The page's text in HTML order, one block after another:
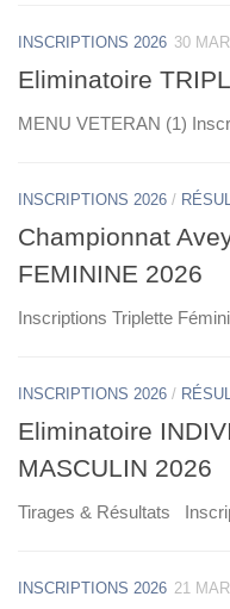
INSCRIPTIONS 2026 30
Eliminatoire
MENU VETERAN (1)
INSCRIPTIONS 2026 /
Championnat
FEMININE 2026
Inscriptions Triplette
INSCRIPTIONS 2026 /
Eliminatoire
MASCULIN 2026
Tirages & Résultats
INSCRIPTIONS 2026 21